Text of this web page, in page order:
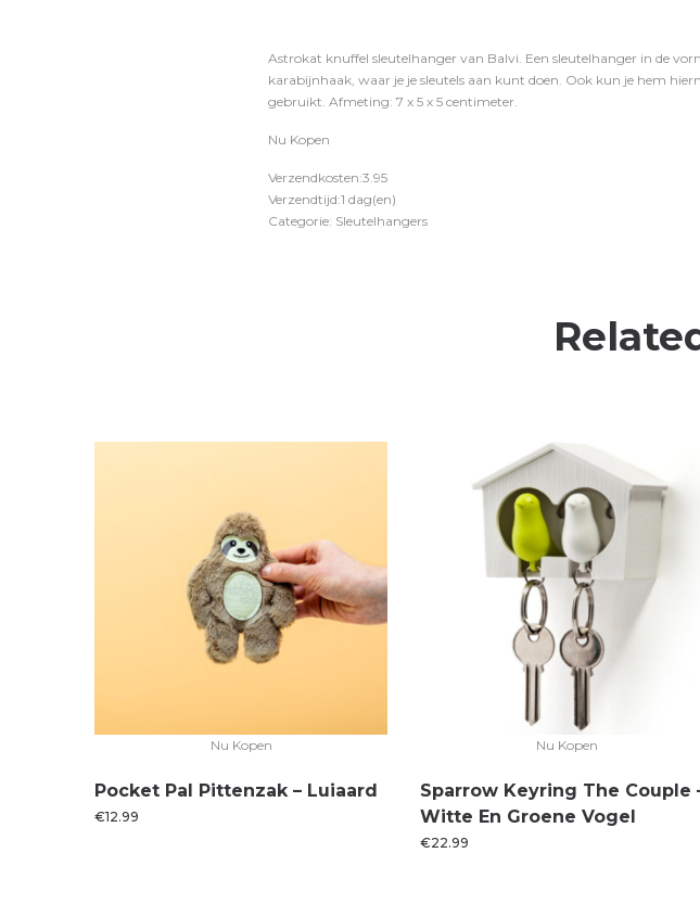
Astrokat knuffel sleutelhanger van Balvi. Een sleutelhanger in de
karabijnhaak, waar je je sleutels aan kunt doen. Ook kun je hem
gebruikt. Afmeting: 7 x 5 x 5 centimeter.
Nu Kopen
Verzendkosten:3.95
Verzendtijd:1 dag(en)
Categorie: Sleutelhangers
Nu Kopen
Pocket Pal Pittenzak – Luiaard
€12.99
Nu Kopen
Sparrow Keyring The Couple
Witte En Groene Vogel
€22.99